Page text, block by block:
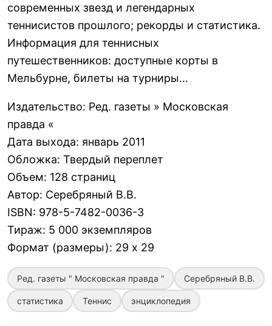
современных звезд и легендарных
теннисистов прошлого; рекорды и статистика.
Информация для теннисных
путешественников: доступные корты в
Мельбурне, билеты на турниры…
Издательство: Ред. газеты » Московская
правда «
Дата выхода: январь 2011
Обложка: Твердый переплет
Объем: 128 страниц
Автор: Серебряный В.В.
ISBN: 978-5-7482-0036-3
Тираж: 5 000 экземпляров
Формат (размеры): 29 x 29
Ред. газеты " Московская правда " Серебряный В.В.
статистика Теннис энциклопедия